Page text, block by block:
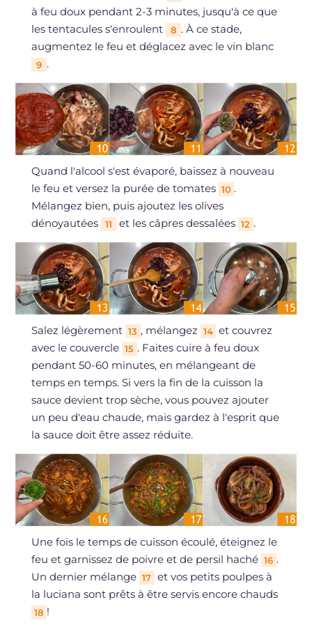
à feu doux pendant 2-3 minutes, jusqu'à ce que
les tentacules s'enroulent
8 . À ce stade,
augmentez le feu et déglacez avec le vin blanc
9 .
Quand l'alcool s'est évaporé, baissez à nouveau
le feu et versez la purée de tomates 10 .
Mélangez bien, puis ajoutez les olives
dénoyautées
11 et les câpres dessalées 12 .
Salez légèrement 13 , mélangez 14 et couvrez
avec le couvercle 15 . Faites cuire à feu doux
pendant 50-60 minutes, en mélangeant de
temps en temps. Si vers la fin de la cuisson la
sauce devient trop sèche, vous pouvez ajouter
un peu d'eau chaude, mais gardez à l'esprit que
la sauce doit être assez réduite.
Une fois le temps de cuisson écoulé, éteignez le
feu et garnissez de poivre et de persil haché 16 .
Un dernier mélange 17 et vos petits poulpes à
la luciana sont prêts à être servis encore chauds
18 !